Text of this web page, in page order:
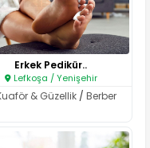
Erkek Pedikür..
Lefkoşa / Yenişehir
& Güzellik /Berber